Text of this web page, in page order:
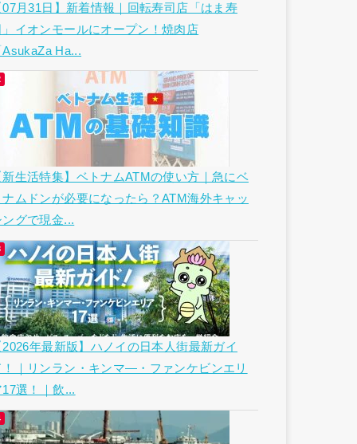
07月31日】新着情報｜回転寿司店「はま寿
」イオンモールにオープン！焼肉店
AsukaZa Ha...
新生活特集】ベトナムATMの使い方｜急にベ
ナムドンが必要になったら？ATM海外キャッ
ングで現金...
2026年最新版】ハノイの日本人街最新ガイ
！｜リンラン・キンマ―・ファンケビンエリ
17選！｜飲...